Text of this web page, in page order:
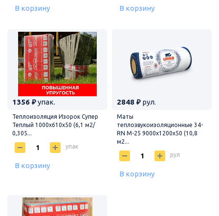
В корзину В корзину
1356 ₽упак.
Теплоизоляция Изорок Супер
Теплый 1000х610х50 (6,1 м2/
0,305...
упак
В корзину
2848 ₽ рул.
Маты
теплозвукоизоляционные 34-
RN М-25 9000х1200х50 (10,8
м2...
рул
В корзину